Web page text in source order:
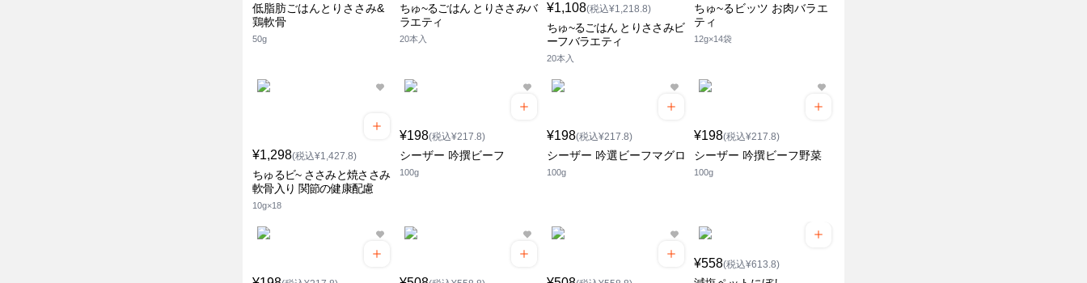
低脂肪ごはんとりささみ&
鶏軟骨
50g
ちゅ~るごはん とりささみバ
ラエティ
20本入
¥1,108(税込¥1,218.8)
ちゅ~るごはん とりささみビ
ーフバラエティ
20本入
ちゅ~るビッツ お肉バラエ
ティ
12g×14袋
¥1,298(税込¥1,427.8)
ちゅるビ~ ささみと焼ささみ
軟骨入り 関節の健康配慮
10g×18
¥198(税込¥217.8)
シーザー 吟撰ビーフ
100g
¥198(税込¥217.8)
シーザー 吟選ビーフマグロ
100g
¥198(税込¥217.8)
シーザー 吟撰ビーフ野菜
100g
¥558(税込¥613.8)